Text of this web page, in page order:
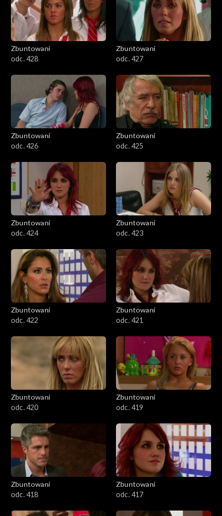
Zbuntowani
odc. 428
Zbuntowani
odc. 427
Zbuntowani
odc. 426
Zbuntowani
odc. 425
Zbuntowani
odc. 424
Zbuntowani
odc. 423
Zbuntowani
odc. 422
Zbuntowani
odc. 421
Zbuntowani
odc. 420
Zbuntowani
odc. 419
Zbuntowani
odc. 418
Zbuntowani
odc. 417